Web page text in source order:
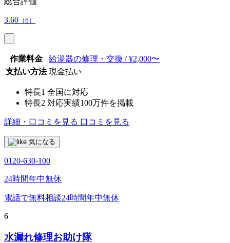
3.60 （6）
作業料金
給湯器の修理・交換 / ¥2,000〜
支払い方法 現金払い
特長1 全国に対応
特長2 対応実績100万件を掲載
詳細・口コミを見る 口コミを見る
気になる
0120-630-100
24時間年中無休
電話で無料相談24時間年中無休
6
水漏れ修理お助け隊